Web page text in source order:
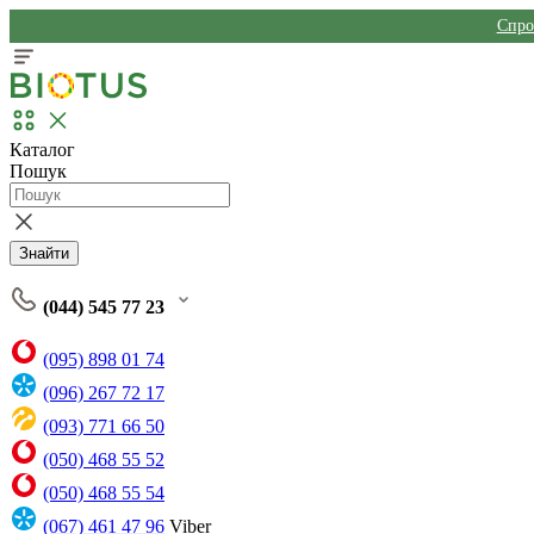
Каталог
Пошук
Знайти
(044) 545 77 23
(095) 898 01 74
(096) 267 72 17
(093) 771 66 50
(050) 468 55 52
(050) 468 55 54
(067) 461 47 96 Viber